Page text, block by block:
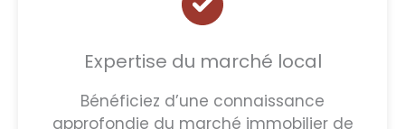
Expertise du marché local
Bénéficiez d’une connaissance
approfondie du marché immobilier de